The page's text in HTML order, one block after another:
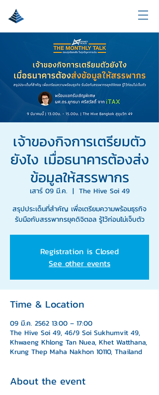
เจ้าของกิจการเตรียมตัว
ยังไง เมื่อธนาคารต้องส่ง
ข้อมูลให้สรรพากร
เสาร์ 09 มี.ค.
  |
The Hive Soi 49
สรุปประเด็นที่สำคัญ เพื่อเตรียมความพร้อมธุรกิจ
รับมือกับสรรพากรยุคดิจิตอล รู้ไว้ก่อนไม่เจ็บตัว
Registration is Closed
See other events
Time & Location
09 มี.ค. 2562 13:00 – 17:00
The Hive Soi 49, 46/9 Soi Sukhumvit 49,
Khwaeng Khlong Tan Nuea, Khet Watthana,
Krung Thep Maha Nakhon 10110, Thailand
About the event